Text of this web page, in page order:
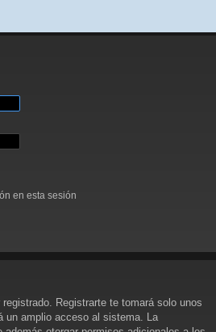
en esta sesión
Registrarte te tomará solo unos
un amplio acceso al sistema. La